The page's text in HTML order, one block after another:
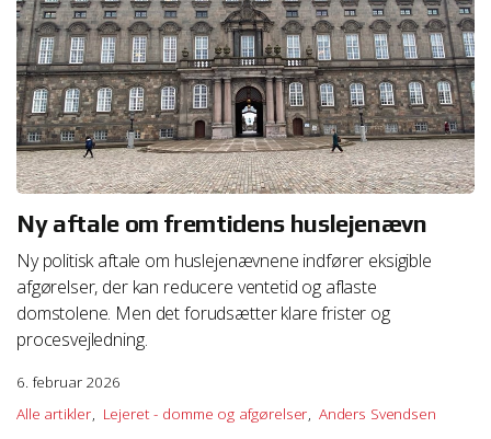
Ny aftale om fremtidens huslejenævn
Ny politisk aftale om huslejenævnene indfører eksigible
afgørelser, der kan reducere ventetid og aflaste
domstolene. Men det forudsætter klare frister og
procesvejledning.
6. februar 2026
Alle artikler
Lejeret - domme og afgørelser Anders Svendsen